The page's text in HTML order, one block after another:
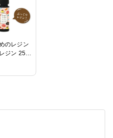
のレジン
ジン 25g